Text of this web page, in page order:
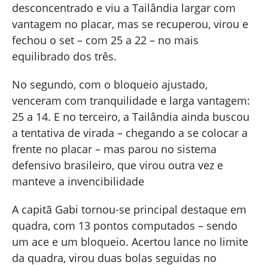
desconcentrado e viu a Tailândia largar com
vantagem no placar, mas se recuperou, virou e
fechou o set – com 25 a 22 – no mais
equilibrado dos três.
No segundo, com o bloqueio ajustado,
venceram com tranquilidade e larga vantagem:
25 a 14. E no terceiro, a Tailândia ainda buscou
a tentativa de virada – chegando a se colocar a
frente no placar – mas parou no sistema
defensivo brasileiro, que virou outra vez e
manteve a invencibilidade
A capitã Gabi tornou-se principal destaque em
quadra, com 13 pontos computados – sendo
um ace e um bloqueio. Acertou lance no limite
da quadra, virou duas bolas seguidas no